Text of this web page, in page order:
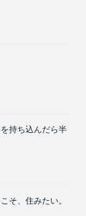
持ち込んだら半
そ、住みたい。